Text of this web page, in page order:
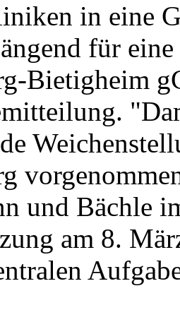
in eine
für
Bietigheim
und Bächle
am 8.